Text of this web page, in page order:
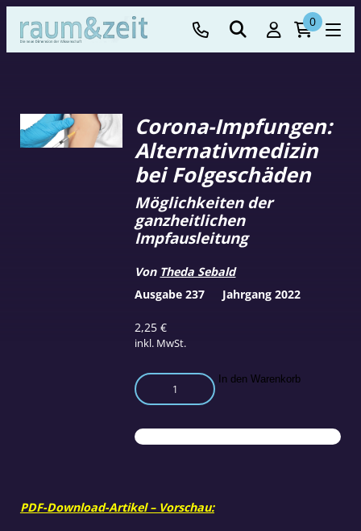
0
Corona-Impfungen:
Alternativmedizin
bei Folgeschäden
2,25€
inkl. MwSt.
Möglichkeiten der
ganzheitlichen
Impfausleitung
Von Theda Sebald
Corona-
Impfungen:
bei
Folgeschäden
In den Warenkorb
Ausgabe 237 Jahrgang 2022
PDF-Download-Artikel – Vorschau: